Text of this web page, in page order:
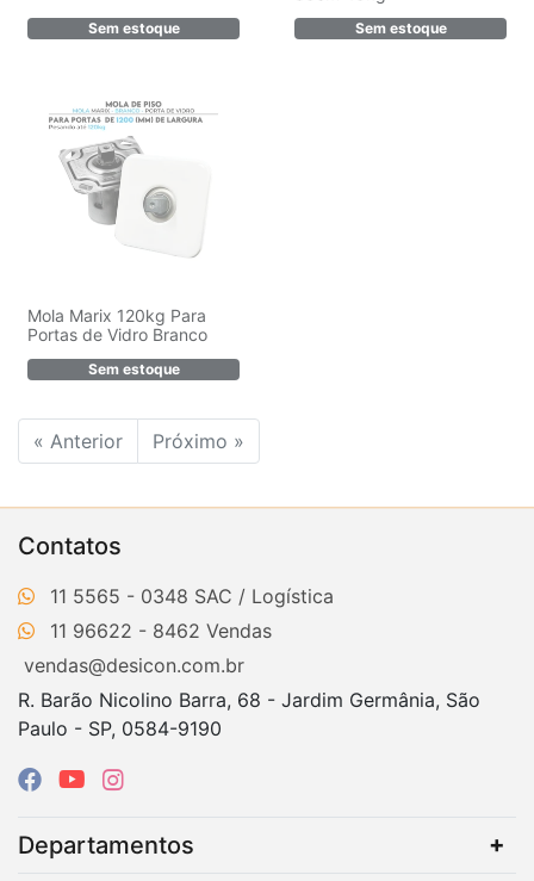
Sem estoque Sem estoque
Mola Marix 120kg Para
Portas de Vidro Branco
Sem estoque
« Anterior Próximo »
Contatos
11 5565 - 0348
11 96622 - 8462
vendas@desicon.com.br
R. Barão Nicolino Barra, 68 - Jardim Germânia, São
Paulo - SP, 0584-9190
Departamentos